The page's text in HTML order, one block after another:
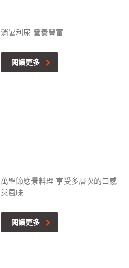
消暑利尿 營養豐富
閱讀更多
萬聖節應景料理 享受多層次的口感
與風味
閱讀更多